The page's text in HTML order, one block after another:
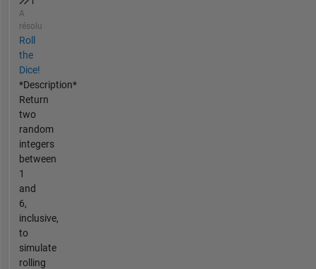
A
résolu
Roll
the
Dice!
*Description*
Return
two
random
integers
between
1
and
6,
inclusive,
to
simulate
rolling